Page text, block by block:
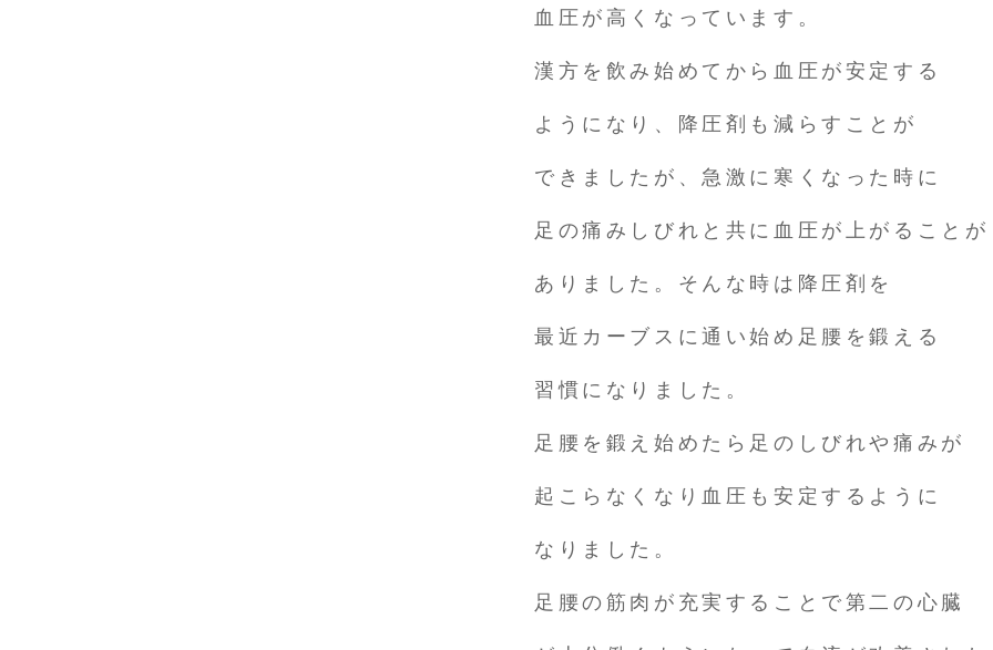
血圧が高くなっています。
漢方を飲み始めてから血圧が安定する
ようになり、降圧剤も減らすことが
できましたが、急激に寒くなった時に
足の痛みしびれと共に血圧が上がることが
ありました。そんな時は降圧剤を
最近カーブスに通い始め足腰を鍛える
習慣になりました。
足腰を鍛え始めたら足のしびれや痛みが
起こらなくなり血圧も安定するように
なりました。
足腰の筋肉が充実することで第二の心臓